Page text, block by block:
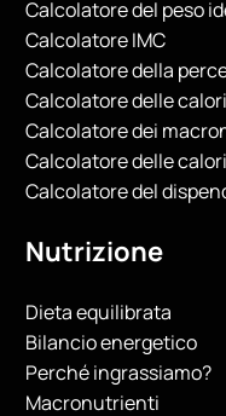
Calcolatore del peso
Calcolatore IMC
Calcolatore della
Calcolatore delle
Calcolatore dei
Calcolatore delle
Calcolatore del
Nutrizione
Dieta equilibrata
Bilancio energetico
Perché ingrassiamo?
Macronutrienti